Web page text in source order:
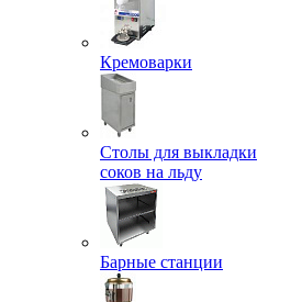
Кремоварки
Столы для выкладки
соков на льду
Барные станции